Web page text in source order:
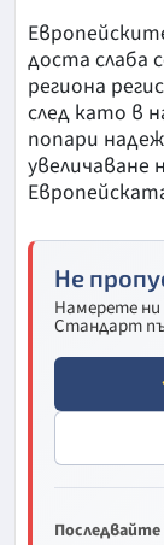
доста слаба
региона
след като в
попари
увеличаване
Не
Намерете
Стандарт